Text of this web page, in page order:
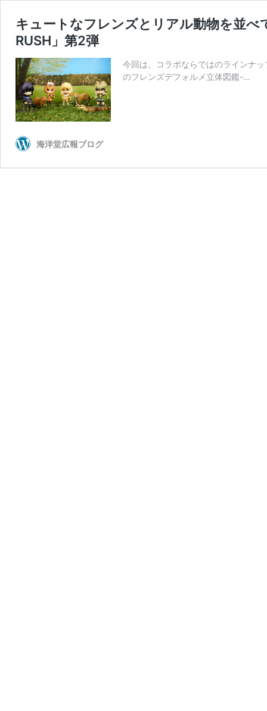
キュートなフレンズとリアル動物を並
RUSH」第2弾
今回は、コラボならではのラインナ
のフレンズデフォルメ立体図鑑-…
海洋堂広報ブログ